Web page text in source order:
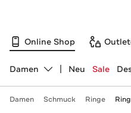
Online Shop
Abteilung ändern,
Damen Neu Sale
Damen Schmuck Ringe